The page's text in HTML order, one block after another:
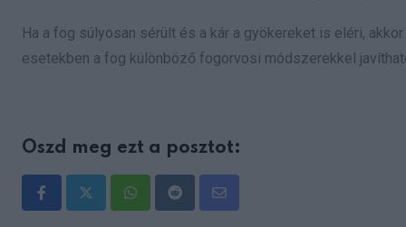
Ha a fog súlyosan sérült és a kár a gyökereket is eléri,
esetekben a fog különböző fogorvosi módszerekkel
Oszd meg ezt a posztot:
WhatsappRedditShare